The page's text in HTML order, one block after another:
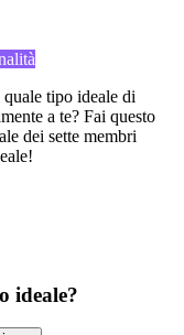
tipo ideale di
a te? Fai questo
dei sette membri
ideale?